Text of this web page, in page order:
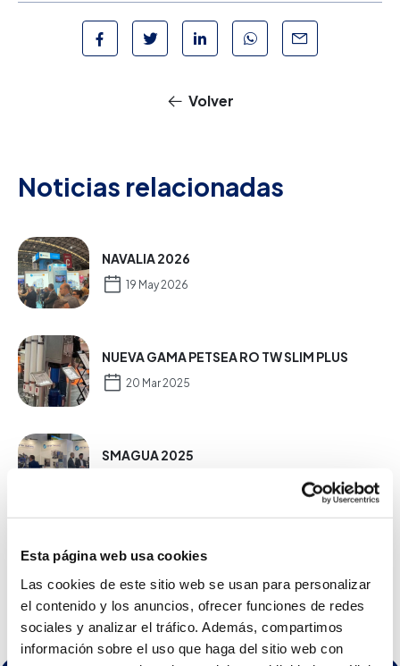
Esta página web usa cookies
Las cookies de este sitio web se usan para personalizar
el contenido y los anuncios, ofrecer funciones de redes
sociales y analizar el tráfico. Además, compartimos
información sobre el uso que haga del sitio web con
Volver
Noticias relacionadas
NAVALIA 2026
19 May 2026
NUEVA GAMA PETSEA RO TW SLIM PLUS
20 Mar 2025
SMAGUA 2025
PYME 2024
26 Aug 2024